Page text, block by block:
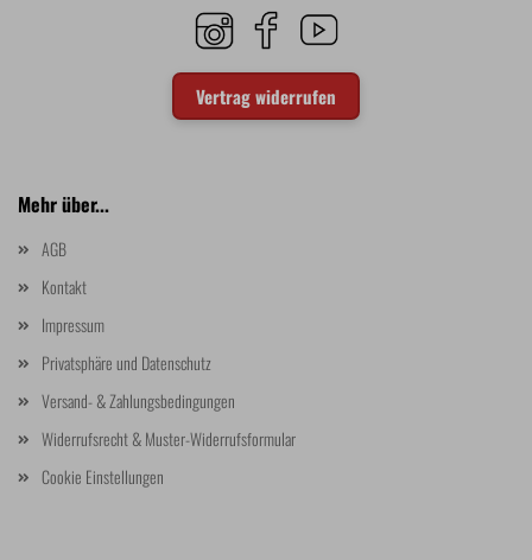
Vertrag widerrufen
Mehr über...
AGB
Kontakt
Impressum
Privatsphäre und Datenschutz
Versand- & Zahlungsbedingungen
Widerrufsrecht & Muster-Widerrufsformular
Cookie Einstellungen